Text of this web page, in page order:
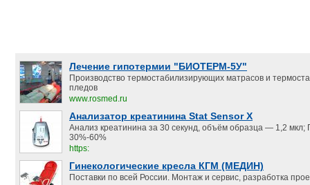
Лечение гипотермии "БИОТЕРМ-5У"
Производство термостабилизирующих матрасов и
пледов
www.rosmed.ru
Анализатор креатинина Stat Sensor X
Анализ креатинина за 30 секунд, объём образца — 1,2 мкл;
30%-60%
https:
Гинекологические кресла КГМ (МЕДИН)
Поставки по всей России. Монтаж и сервис, разработка